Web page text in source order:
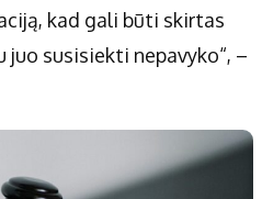
kad gali būti skirtas
susisiekti nepavyko“, –